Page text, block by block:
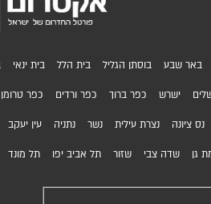
באר שבע בוסתן הגליל בית הלל בית ינאי
ישרש כפר ברוך כפר ורדים כפר טרומן
נס ציונה נצרת עילית נשר נתניה עין יעקב
גן שדה צבי שזור תל אביב יפו תל מונד